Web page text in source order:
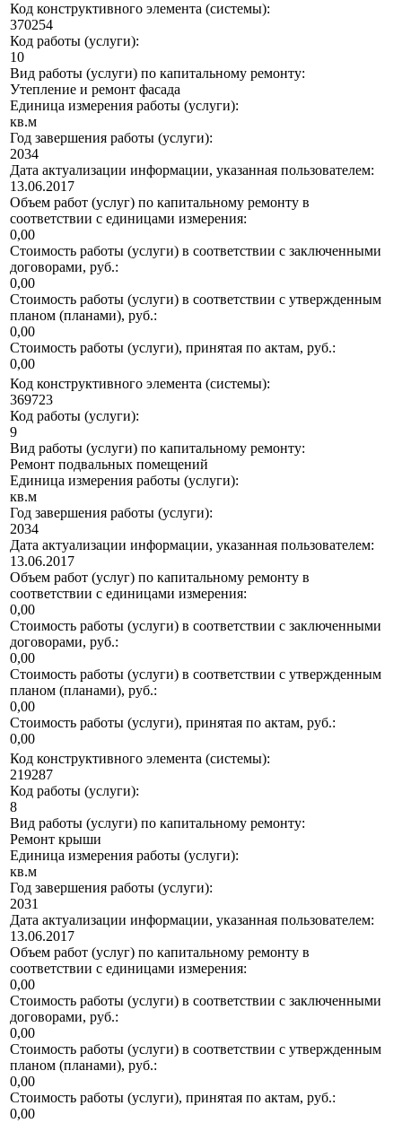
Код конструктивного элемента (системы):
370254
Код работы (услуги):
10
Вид работы (услуги) по капитальному ремонту:
Утепление и ремонт фасада
Единица измерения работы (услуги):
кв.м
Год завершения работы (услуги):
2034
Дата актуализации информации, указанная пользователем:
13.06.2017
Объем работ (услуг) по капитальному ремонту в
соответствии с единицами измерения:
0,00
Стоимость работы (услуги) в соответствии с заключенными
договорами, руб.:
0,00
Стоимость работы (услуги) в соответствии с утвержденным
планом (планами), руб.:
0,00
Стоимость работы (услуги), принятая по актам, руб.:
0,00
Код конструктивного элемента (системы):
369723
Код работы (услуги):
9
Вид работы (услуги) по капитальному ремонту:
Ремонт подвальных помещений
Единица измерения работы (услуги):
кв.м
Год завершения работы (услуги):
2034
Дата актуализации информации, указанная пользователем:
13.06.2017
Объем работ (услуг) по капитальному ремонту в
соответствии с единицами измерения:
0,00
Стоимость работы (услуги) в соответствии с заключенными
договорами, руб.:
0,00
Стоимость работы (услуги) в соответствии с утвержденным
планом (планами), руб.:
0,00
Стоимость работы (услуги), принятая по актам, руб.:
0,00
Код конструктивного элемента (системы):
219287
Код работы (услуги):
8
Вид работы (услуги) по капитальному ремонту:
Ремонт крыши
Единица измерения работы (услуги):
кв.м
Год завершения работы (услуги):
2031
Дата актуализации информации, указанная пользователем:
13.06.2017
Объем работ (услуг) по капитальному ремонту в
соответствии с единицами измерения:
0,00
Стоимость работы (услуги) в соответствии с заключенными
договорами, руб.:
0,00
Стоимость работы (услуги) в соответствии с утвержденным
планом (планами), руб.:
0,00
Стоимость работы (услуги), принятая по актам, руб.:
0,00